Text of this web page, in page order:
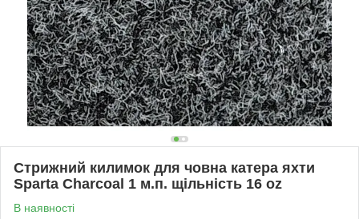
Стрижний килимок для човна катера яхти
Sparta Charcoal 1 м.п. щільність 16 oz
В наявності